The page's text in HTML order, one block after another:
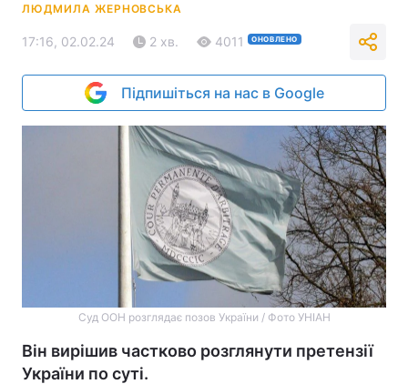
ЛЮДМИЛА ЖЕРНОВСЬКА
17:16, 02.02.24 2 хв. 4011 ОНОВЛЕНО
Підпишіться на нас в Google
Суд ООН розглядає позов України / Фото УНІАН
Він вирішив частково розглянути претензії
України по суті.